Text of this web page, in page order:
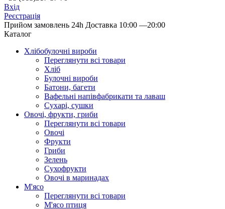
Вхід
Реєстрація
Прийом замовлень 24h Доставка 10:00 —20:00
Каталог
Хлібобулочні вироби
Переглянути всі товари
Хліб
Булочні вироби
Батони, багети
Вафельні напівфабрикати та лаваш
Сухарі, сушки
Овочі, фрукти, гриби
Переглянути всі товари
Овочі
Фрукти
Гриби
Зелень
Сухофрукти
Овочі в маринадах
М'ясо
Переглянути всі товари
М'ясо птиця